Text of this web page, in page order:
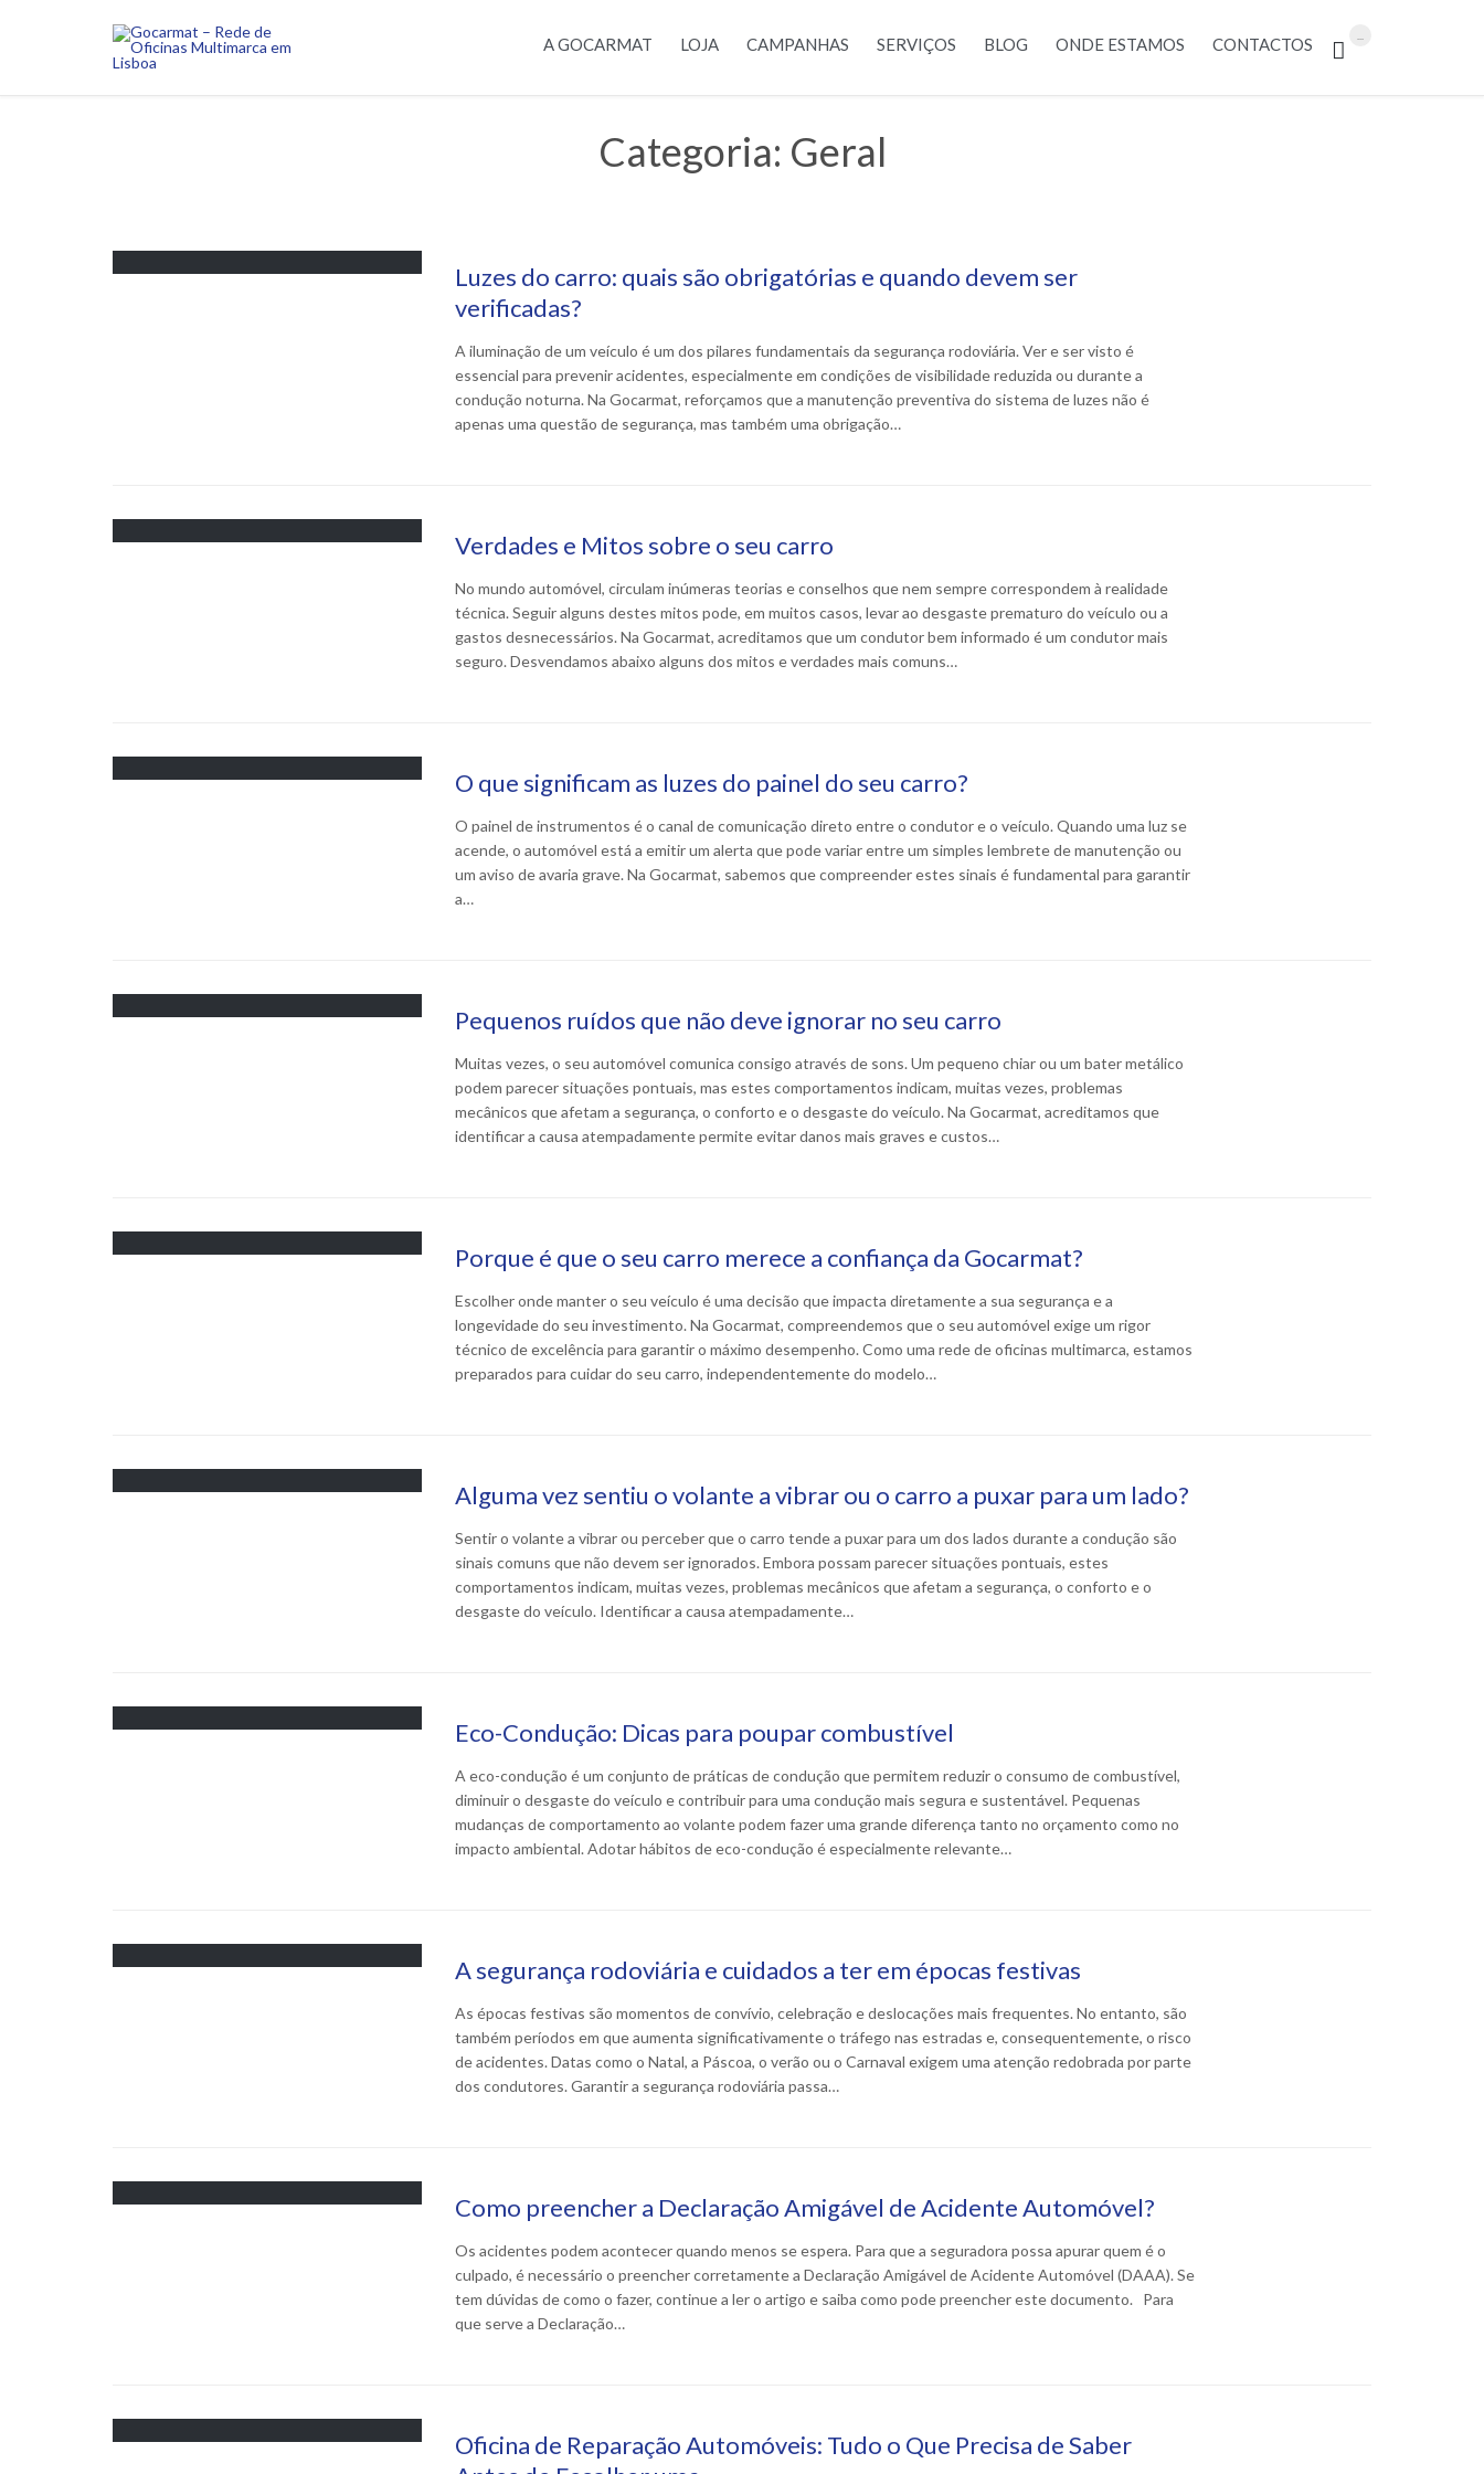
Skip
to
A GOCARMAT LOJA CAMPANHAS SERVIÇOS BLOG ONDE ESTAMOS CONTACTOS 
Categoria: Geral
Luzes do carro: quais são obrigatórias e quando devem ser
verificadas?
A iluminação de um veículo é um dos pilares fundamentais da segurança rodoviária. Ver e ser visto é
essencial para prevenir acidentes, especialmente em condições de visibilidade reduzida ou durante a
condução noturna. Na Gocarmat, reforçamos que a manutenção preventiva do sistema de luzes não é
apenas uma questão de segurança, mas também uma obrigação…
Verdades e Mitos sobre o seu carro
No mundo automóvel, circulam inúmeras teorias e conselhos que nem sempre correspondem à realidade
técnica. Seguir alguns destes mitos pode, em muitos casos, levar ao desgaste prematuro do veículo ou a
gastos desnecessários. Na Gocarmat, acreditamos que um condutor bem informado é um condutor mais
seguro. Desvendamos abaixo alguns dos mitos e verdades mais comuns…
O que significam as luzes do painel do seu carro?
O painel de instrumentos é o canal de comunicação direto entre o condutor e o veículo. Quando uma luz se
acende, o automóvel está a emitir um alerta que pode variar entre um simples lembrete de manutenção ou
um aviso de avaria grave. Na Gocarmat, sabemos que compreender estes sinais é fundamental para garantir
a…
Pequenos ruídos que não deve ignorar no seu carro
Muitas vezes, o seu automóvel comunica consigo através de sons. Um pequeno chiar ou um bater metálico
podem parecer situações pontuais, mas estes comportamentos indicam, muitas vezes, problemas
mecânicos que afetam a segurança, o conforto e o desgaste do veículo. Na Gocarmat, acreditamos que
identificar a causa atempadamente permite evitar danos mais graves e custos…
Porque é que o seu carro merece a confiança da Gocarmat?
Escolher onde manter o seu veículo é uma decisão que impacta diretamente a sua segurança e a
longevidade do seu investimento. Na Gocarmat, compreendemos que o seu automóvel exige um rigor
técnico de excelência para garantir o máximo desempenho. Como uma rede de oficinas multimarca, estamos
preparados para cuidar do seu carro, independentemente do modelo…
Alguma vez sentiu o volante a vibrar ou o carro a puxar para um lado?
Sentir o volante a vibrar ou perceber que o carro tende a puxar para um dos lados durante a condução são
sinais comuns que não devem ser ignorados. Embora possam parecer situações pontuais, estes
comportamentos indicam, muitas vezes, problemas mecânicos que afetam a segurança, o conforto e o
desgaste do veículo. Identificar a causa atempadamente…
Eco-Condução: Dicas para poupar combustível
A eco-condução é um conjunto de práticas de condução que permitem reduzir o consumo de combustível,
diminuir o desgaste do veículo e contribuir para uma condução mais segura e sustentável. Pequenas
mudanças de comportamento ao volante podem fazer uma grande diferença tanto no orçamento como no
impacto ambiental. Adotar hábitos de eco-condução é especialmente relevante…
A segurança rodoviária e cuidados a ter em épocas festivas
As épocas festivas são momentos de convívio, celebração e deslocações mais frequentes. No entanto, são
também períodos em que aumenta significativamente o tráfego nas estradas e, consequentemente, o risco
de acidentes. Datas como o Natal, a Páscoa, o verão ou o Carnaval exigem uma atenção redobrada por parte
dos condutores. Garantir a segurança rodoviária passa…
Como preencher a Declaração Amigável de Acidente Automóvel?
Os acidentes podem acontecer quando menos se espera. Para que a seguradora possa apurar quem é o
culpado, é necessário o preencher corretamente a Declaração Amigável de Acidente Automóvel (DAAA). Se
tem dúvidas de como o fazer, continue a ler o artigo e saiba como pode preencher este documento. Para
que serve a Declaração…
Oficina de Reparação Automóveis: Tudo o Que Precisa de Saber